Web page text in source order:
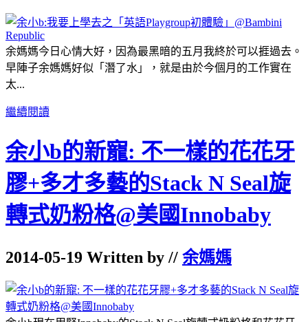
余媽媽今日心情大好，因為最黑暗的五月我終於可以捱過去。
早陣子余媽媽好似「潛了水」，就是由於今個月的工作實在
太...
繼續閱讀
余小b的新寵: 不一樣的花花牙
膠+多才多藝的Stack N Seal旋
轉式奶粉格@美國Innobaby
2014-05-19 Written by // 余媽媽